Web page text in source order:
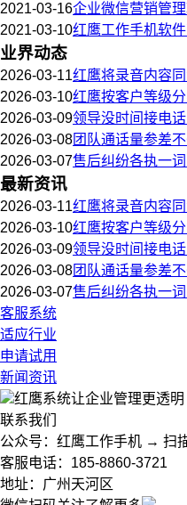
2021-03-16企业微信营销管
2021-03-10红鹰工作手机软
业界动态
2026-03-11红鹰将录音内容
2026-03-10红鹰按客户等级
2026-03-09领导没时间接电
2026-03-08团队通话量参差
2026-03-07售后纠纷各执一
最新资讯
2026-03-11红鹰将录音内容
2026-03-10红鹰按客户等级
2026-03-09领导没时间接电
2026-03-08团队通话量参差
2026-03-07售后纠纷各执一
客服系统
适应行业
申请试用
新闻资讯
红鹰系统让企业管理更透明
联系我们
公众号：红鹰工作手机 → 扫
客服电话：185-8860-3721
地址：广州天河区